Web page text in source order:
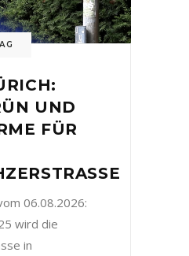
UND
FÜR
06.08.2026:
wird die
in